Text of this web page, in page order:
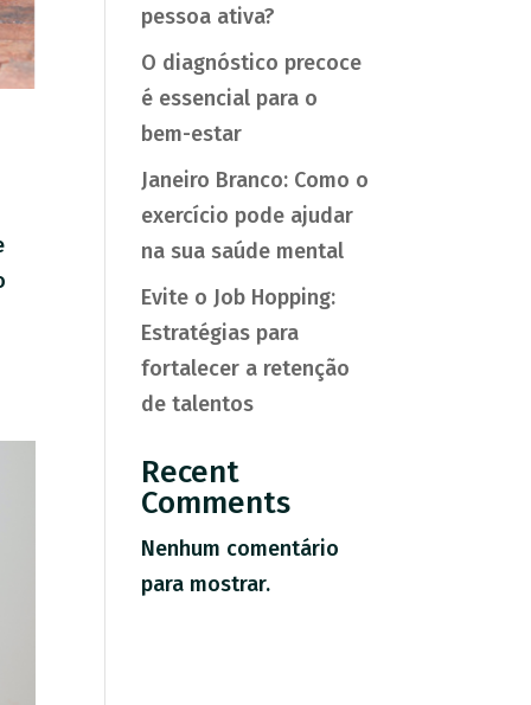
pessoa ativa?
O diagnóstico precoce
é essencial para o
bem-estar
Janeiro Branco: Como o
exercício pode ajudar
na sua saúde mental
Evite o Job Hopping:
Estratégias para
fortalecer a retenção
de talentos
Recent
Comments
Nenhum comentário
para mostrar.